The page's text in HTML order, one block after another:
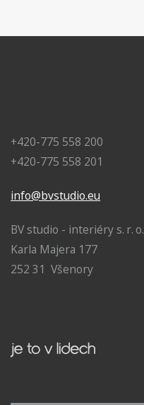
+420-775 558 200
+420-775 558 201
info@bvstudio.eu
BV studio - interiéry s. r. o.
Karla Majera 177
252 31 Všenory